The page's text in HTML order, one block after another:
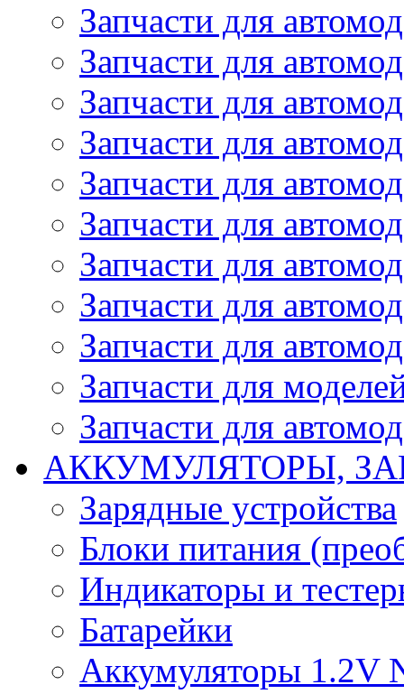
Запчасти для
Запчасти для
Запчасти для
Запчасти для
Запчасти для
Запчасти для
Запчасти для
Запчасти для
Запчасти для
Запчасти для
Запчасти для
АККУМУЛЯТОРЫ,
Зарядные устройства
Блоки питания
Индикаторы и
Батарейки
Аккумуляторы 1.2V